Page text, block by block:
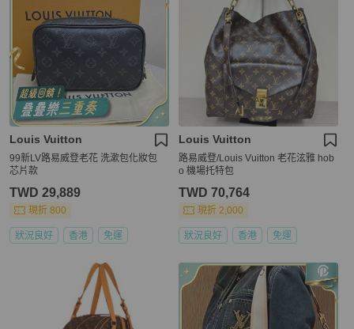
Louis Vuitton
99新LV路易威登老花 洗漱包化妝包
芯片款
TWD 29,889
現折 800
狀況良好 香港 免運
Louis Vuitton
路易威登/Louis Vuitton 老花泫雅 hob
o 機場托特包
TWD 70,764
現折 2,000
狀況良好 香港 免運